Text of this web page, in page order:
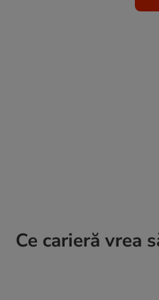
Ce carieră vrea